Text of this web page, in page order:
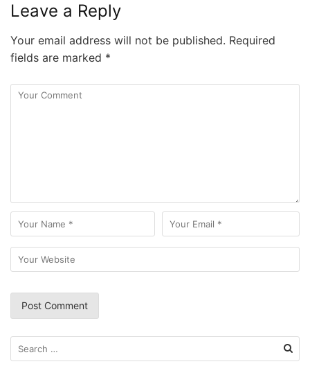
Leave a Reply
Your email address will not be published. Required
fields are marked *